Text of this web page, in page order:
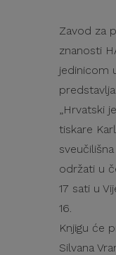
Zavod za
znanosti
jedinicom
„Hrvatski
tiskare
održati u
17 sati u
16.
Knjigu će
Silvana